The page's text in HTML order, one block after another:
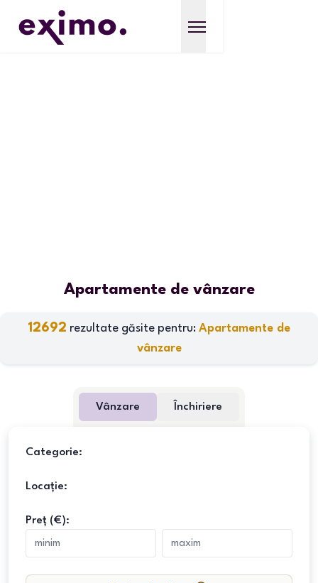
Apartamente de vânzare
12692 rezultate găsite pentru: Apartamente de
vânzare
Vânzare Închiriere
Categorie:
Locație:
Preț (€):